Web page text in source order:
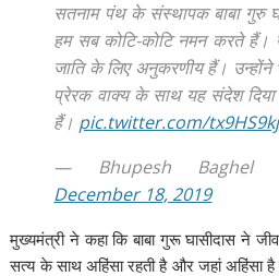
सतनाम पंथ के संस्थापक बाबा गुरु
हम सब कोटि-कोटि नमन करते
जाति के लिए अनुकरणीय हैं।
प्रेरक वाक्य के साथ यह संदेश
हैं। pic.twitter.com/
— Bhupesh Baghel
December 18, 2019
मुख्यमंत्री ने कहा कि बाबा गुरू घासीदास ने
सत्य के साथ अहिंसा रहती है और जहां अहिंसा